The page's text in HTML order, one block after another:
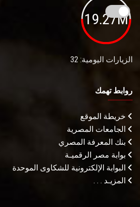
19.27M
الزيارات اليومية: 32
روابط تهمك
خريطة الموقع
الجامعات المصرية
بنك المعرفة المصري
بوابة مصر الرقميـة
البوابة الإلكترونية للشكاوى الموحدة
المزيـد . . .